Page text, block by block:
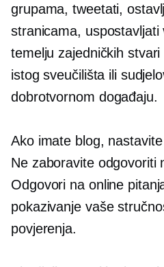
grupama, tweetati,
stranicama, uspostavljati
temelju zajedničkih
istog sveučilišta ili
dobrotvornom događaju.
Ako imate blog,
Ne zaboravite odgovoriti
Odgovori na online
pokazivanje vaše
povjerenja.